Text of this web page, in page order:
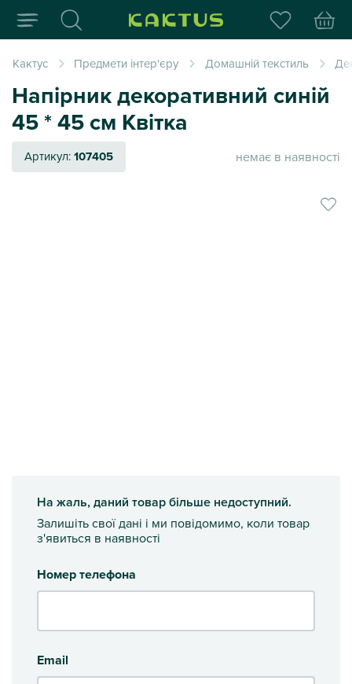
Інтернет-магазин
Кактус Предмети інтер'єру Домашній текстиль
Напірник декоративний синій
45 * 45 см Квітка
Артикул:107405 немає в наявності
На жаль, даний товар більше недоступний.
Залишіть свої дані і ми повідомимо, коли товар
з'явиться в наявності
Номер телефона
Email